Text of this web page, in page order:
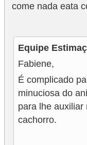
come nada eata
Equipe
Fabiene,
É complicado
minuciosa do
para lhe auxiliar
cachorro.